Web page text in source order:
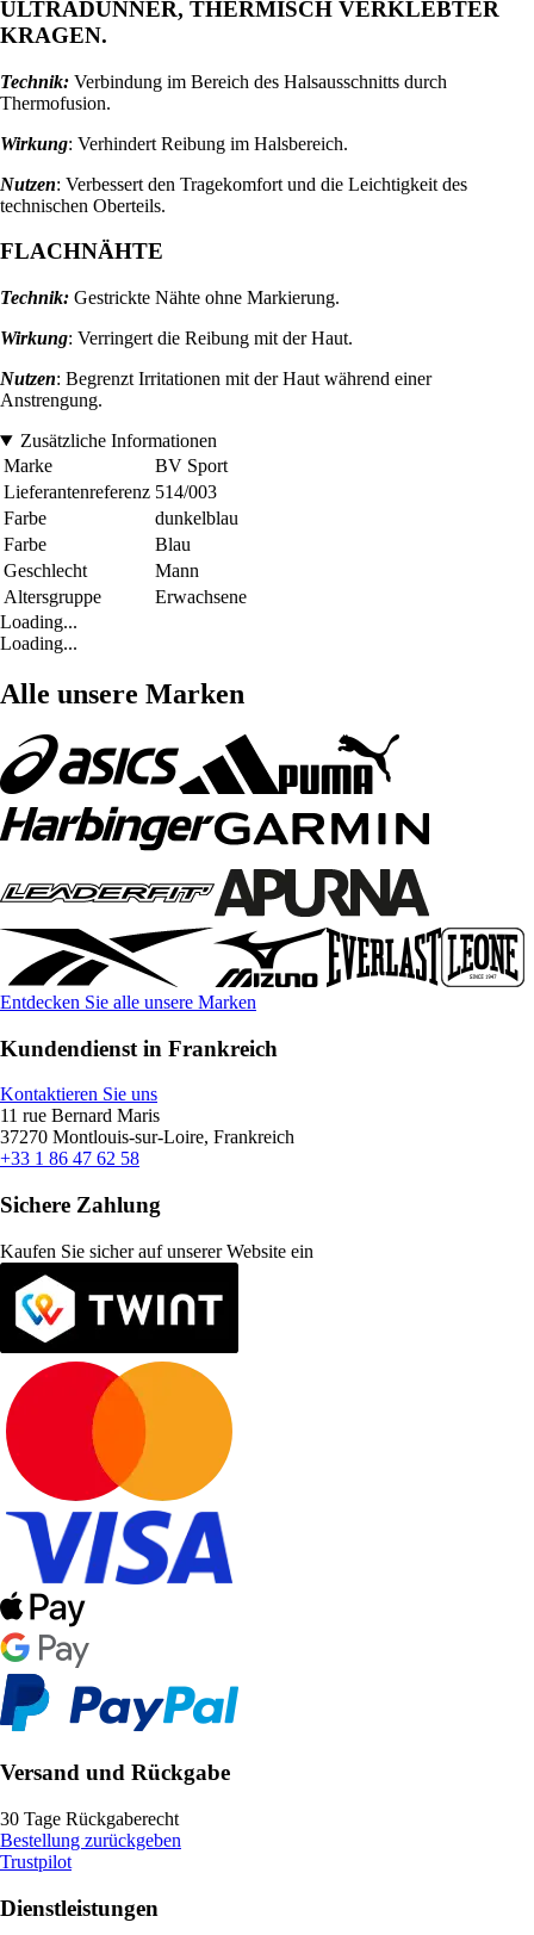
ULTRADÜNNER, THERMISCH VERKLEBTER
KRAGEN.
Technik: Verbindung im Bereich des Halsausschnitts durch
Thermofusion.
Wirkung: Verhindert Reibung im Halsbereich.
Nutzen: Verbessert den Tragekomfort und die Leichtigkeit des
technischen Oberteils.
FLACHNÄHTE
Technik: Gestrickte Nähte ohne Markierung.
Wirkung: Verringert die Reibung mit der Haut.
Nutzen: Begrenzt Irritationen mit der Haut während einer
Anstrengung.
Zusätzliche Informationen
Marke
BV Sport
Lieferantenreferenz 514/003
Farbe
dunkelblau
Farbe
Blau
Geschlecht
Mann
Altersgruppe
Erwachsene
Loading...
Loading...
Alle unsere Marken
Entdecken Sie alle unsere Marken
Kundendienst in Frankreich
Kontaktieren Sie uns
11 rue Bernard Maris
37270 Montlouis-sur-Loire, Frankreich
+33 1 86 47 62 58
Sichere Zahlung
Kaufen Sie sicher auf unserer Website ein
Versand und Rückgabe
30 Tage Rückgaberecht
Bestellung zurückgeben
Trustpilot
Dienstleistungen